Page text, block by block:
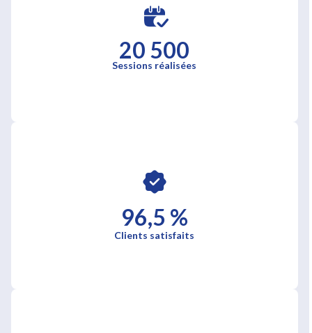
20 500
Sessions réalisées
96,5 %
Clients satisfaits